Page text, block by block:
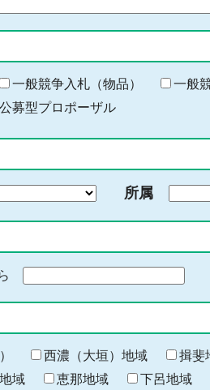
一般競争入札（物品）
一般
公募型プロポーザル
所属
終
わ
り
西濃（大垣）地域 揖斐
域 恵那地域 下呂地域